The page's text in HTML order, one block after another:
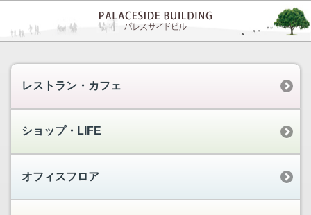
レストラン・カフェ
ショップ・LIFE
オフィスフロア